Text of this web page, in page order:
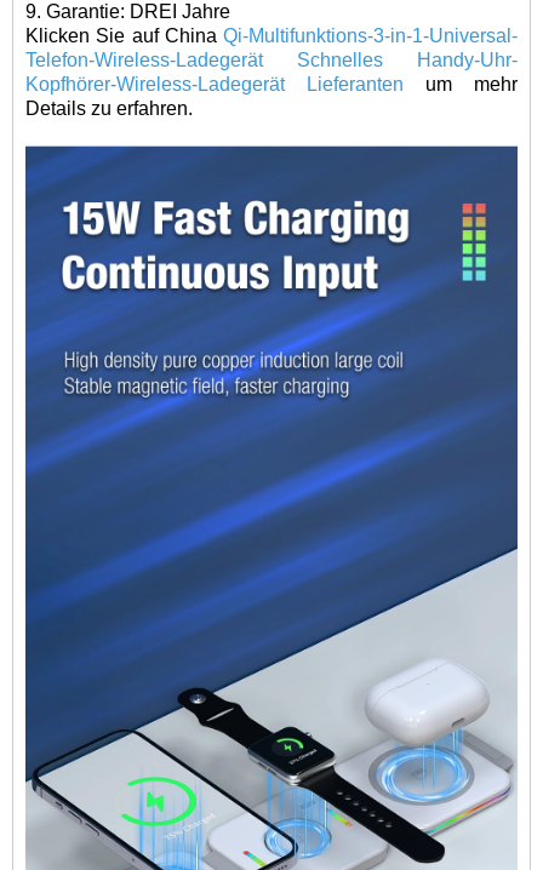
9. Garantie: DREI Jahre
Klicken Sie auf China Qi-Multifunktions-3-in-1-Universal-
Telefon-Wireless-Ladegerät Schnelles Handy-Uhr-
Kopfhörer-Wireless-Ladegerät Lieferanten
um mehr
Details zu erfahren.